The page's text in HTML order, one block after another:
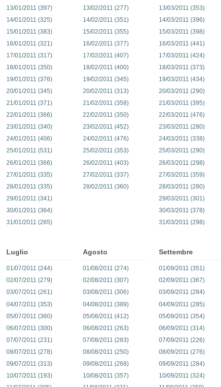
13/01/2011 (397)
14/01/2011 (325)
15/01/2011 (383)
16/01/2011 (321)
17/01/2011 (317)
18/01/2011 (350)
19/01/2011 (376)
20/01/2011 (345)
21/01/2011 (371)
22/01/2011 (366)
23/01/2011 (340)
24/01/2011 (406)
25/01/2011 (531)
26/01/2011 (366)
27/01/2011 (335)
28/01/2011 (335)
29/01/2011 (341)
30/01/2011 (364)
31/01/2011 (265)
13/02/2011 (277)
14/02/2011 (351)
15/02/2011 (355)
16/02/2011 (377)
17/02/2011 (407)
18/02/2011 (400)
19/02/2011 (345)
20/02/2011 (313)
21/02/2011 (358)
22/02/2011 (350)
23/02/2011 (452)
24/02/2011 (476)
25/02/2011 (353)
26/02/2011 (403)
27/02/2011 (337)
28/02/2011 (360)
13/03/2011 (353)
14/03/2011 (396)
15/03/2011 (398)
16/03/2011 (441)
17/03/2011 (424)
18/03/2011 (373)
19/03/2011 (434)
20/03/2011 (290)
21/03/2011 (395)
22/03/2011 (476)
23/03/2011 (280)
24/03/2011 (338)
25/03/2011 (290)
26/03/2011 (298)
27/03/2011 (359)
28/03/2011 (280)
29/03/2011 (301)
30/03/2011 (378)
31/03/2011 (298)
Luglio
01/07/2011 (244)
02/07/2011 (279)
03/07/2011 (261)
04/07/2011 (353)
05/07/2011 (360)
06/07/2011 (300)
07/07/2011 (231)
08/07/2011 (278)
09/07/2011 (313)
10/07/2011 (193)
Agosto
01/08/2011 (274)
02/08/2011 (307)
03/08/2011 (306)
04/08/2011 (389)
05/08/2011 (412)
06/08/2011 (263)
07/08/2011 (283)
08/08/2011 (250)
09/08/2011 (268)
10/08/2011 (357)
Settembre
01/09/2011 (351)
02/09/2011 (367)
03/09/2011 (284)
04/09/2011 (285)
05/09/2011 (354)
06/09/2011 (314)
07/09/2011 (226)
08/09/2011 (276)
09/09/2011 (284)
10/09/2011 (324)